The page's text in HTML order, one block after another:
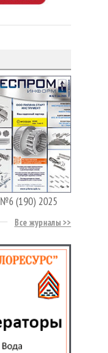
№6 (190) 2025
Все журналы